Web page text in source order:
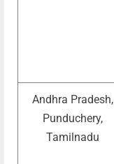
Andhra Pradesh,
Punduchery,
Tamilnadu